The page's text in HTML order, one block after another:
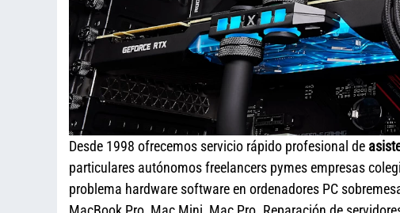
Desde 1998 ofrecemos servicio rápido profesional de
particulares autónomos freelancers pymes empresas
problema hardware software en ordenadores PC